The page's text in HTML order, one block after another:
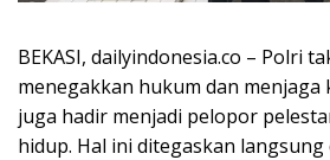
BEKASI, dailyindonesia.co – Polri
menegakkan hukum dan menjaga
juga hadir menjadi pelopor
hidup. Hal ini ditegaskan